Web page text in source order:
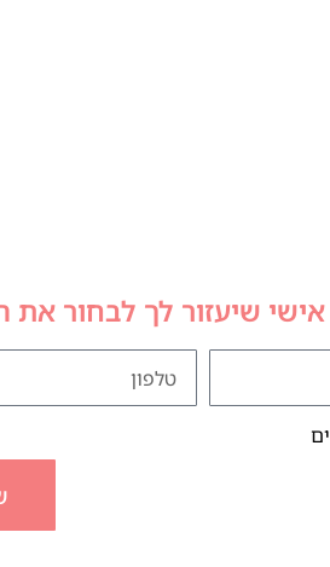
אישי שיעזור לך לבחור